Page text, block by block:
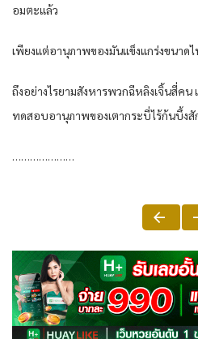
อมตะแล้ว
เพียงแต่อานุภาพของมันแข็งแกร่งขนาด
ถึงอย่างไรยามสังหารพวกฉีหลิงเจิ้นสี่คน
ทดสอบอานุภาพของเตากระบี่ไร้ก้นบึ้งสั
…………………